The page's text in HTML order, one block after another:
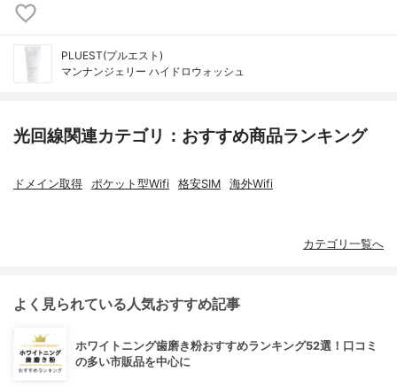
PLUEST(プルエスト)
マンナンジェリー ハイドロウォッシュ
光回線関連カテゴリ：おすすめ商品ランキング
ドメイン取得 ポケット型Wifi 格安SIM 海外Wifi
カテゴリ一覧へ
よく見られている人気おすすめ記事
ホワイトニング歯磨き粉おすすめランキング52選！口コミ
の多い市販品を中心に